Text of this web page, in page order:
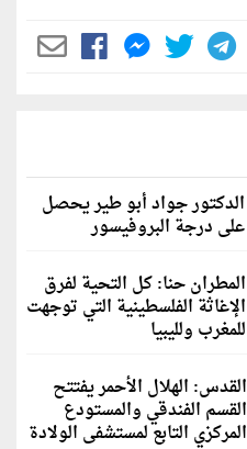
الدكتور جواد أبو طير يحصل
على درجة البروفيسور
المطران حنا: كل التحية لفرق
الإغاثة الفلسطينية التي توجهت
للمغرب ولليبيا
القدس: الهلال الأحمر يفتتح
القسم الفندقي والمستودع
المركزي التابع لمستشفى الولادة